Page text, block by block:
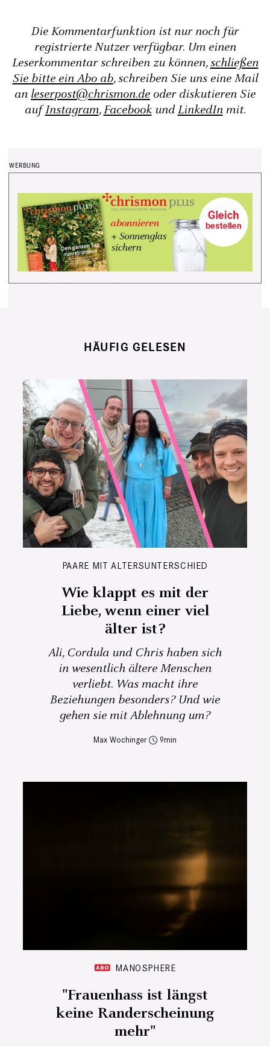
Die Kommentarfunktion ist nur noch für
registrierte Nutzer verfügbar. Um einen
Leserkommentar schreiben zu können,schließen
Sie bitte ein Abo ab, schreiben Sie uns eine Mail
an leserpost@chrismon.de oder diskutieren Sie
aufInstagram,FacebookundLinkedInmit.
HÄUFIG GELESEN
PAARE MIT ALTERSUNTERSCHIED
Wie klappt es mit der
Liebe, wenn einer viel
älter ist?
Ali, Cordula und Chris haben sich
in wesentlich ältere Menschen
verliebt. Was macht ihre
Beziehungen besonders? Und wie
gehen sie mit Ablehnung um?
Max Wochinger 9
MANOSPHERE
"Frauenhass ist längst
keine Randerscheinung
mehr"